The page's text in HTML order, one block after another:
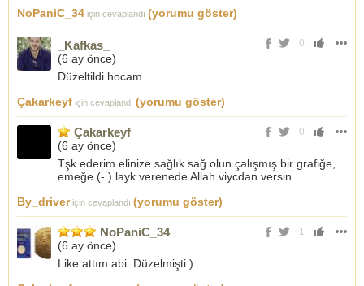
NoPaniC_34 için cevaplandı (yorumu göster)
0
_Kafkas_
(6 ay önce)
Düzeltildi hocam.
Çakarkeyf için cevaplandı (yorumu göster)
0
Çakarkeyf
(6 ay önce)
Tşk ederim elinize sağlık sağ olun çalışmış bir grafiğe,
emeğe (- ) layk verenede Allah viycdan versin
By_driveriçin cevaplandı (yorumu göster)
1
NoPaniC_34
(6 ay önce)
Like attım abi. Düzelmişti:)